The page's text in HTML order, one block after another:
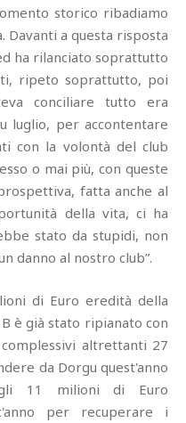
storico ribadiamo
Davanti a questa risposta
ha rilanciato soprattutto
ripeto soprattutto, poi
conciliare tutto era
luglio, per accontentare
con la volontà del club
o mai più, con queste
fatta anche al
della vita, ci ha
stato da stupidi, non
danno al nostro club”.
di Euro eredità della
è già stato ripianato con
altrettanti 27
da Dorgu quest'anno
11 milioni di Euro
per recuperare i